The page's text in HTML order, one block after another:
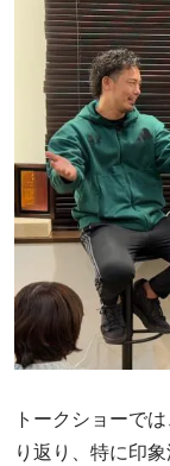
トークショーで
り返り、特に印